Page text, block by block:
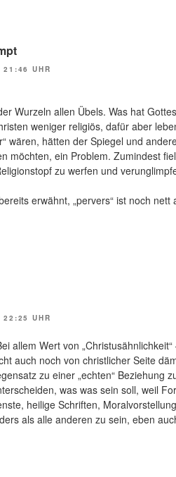
UHR
Wurzeln allen Übels. Was hat
weniger religiös, dafür aber
wären, hätten der Spiegel und
möchten, ein Problem. Zumindest
zu werfen und
erwähnt, „pervers“ ist noch nett
UHR
allem Wert von
auch noch von christlicher Seite
zu einer „echten“ Beziehung
was was sein soll, weil
heilige Schriften,
als alle anderen zu sein, eben